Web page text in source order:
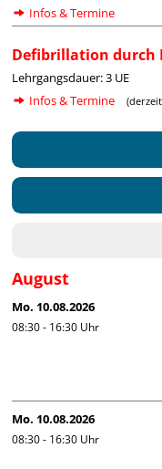
Infos & Termine
Defibrillation durch
Lehrgangsdauer: 3 UE
Infos & Termine
August
Mo. 10.08.2026
08:30 - 16:30 Uhr
Mo. 10.08.2026
08:30 - 16:30 Uhr